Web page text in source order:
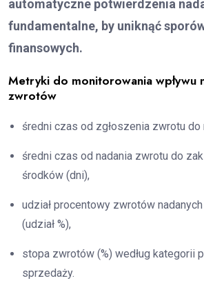
automatyczne potwierdzenia
fundamentalne, by uniknąć
finansowych.
Metryki do monitorowania wpływu
zwrotów
średni czas od zgłoszenia zwrotu do
średni czas od nadania zwrotu do
środków (dni),
udział procentowy zwrotów
(udział %),
stopa zwrotów (%) według kategorii
sprzedaży.